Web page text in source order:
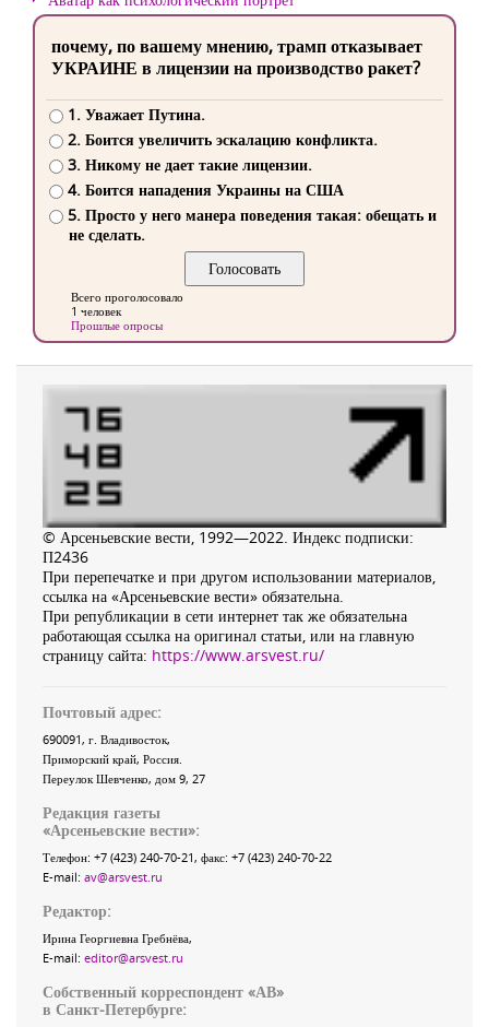
почему, по вашему мнению, трамп отказывает
УКРАИНЕ в лицензии на производство ракет?
1. Уважает Путина.
2. Боится увеличить эскалацию конфликта.
3. Никому не дает такие лицензии.
4. Боится нападения Украины на США
5. Просто у него манера поведения такая: обещать и
не сделать.
Всего проголосовало
1 человек
Прошлые опросы
© Арсеньевские вести, 1992—2022. Индекс подписки:
П2436
При перепечатке и при другом использовании материалов,
ссылка на «Арсеньевские вести» обязательна.
При републикации в сети интернет так же обязательна
работающая ссылка на оригинал статьи, или на главную
страницу сайта: https://www.arsvest.ru/
Почтовый адрес:
690091, г. Владивосток,
Приморский край, Россия
Переулок Шевченко, дом 9, 27
Редакция газеты
«Арсеньевские вести»:
Телефон: +7 (423) 240-70-21, факс: +7 (423) 240-70-22
E-mail: av@arsvest.ru
Редактор:
Ирина Георгиевна Гребнёва,
E-mail: editor@arsvest.ru
Собственный корреспондент «АВ»
в Санкт-Петербурге: